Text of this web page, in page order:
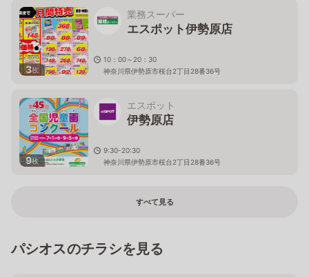
3枚
業務スーパー
エスポット伊勢原店
10：00～20：30
神奈川県伊勢原市桜台2丁目28番36号
9枚
エスポット
伊勢原店
9:30-20:30
神奈川県伊勢原市桜台2丁目28番36号
すべて見る
パシオスのチラシを見る